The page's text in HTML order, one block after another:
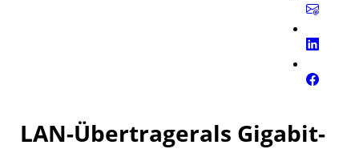
LAN-Übertragerals Gigabit-